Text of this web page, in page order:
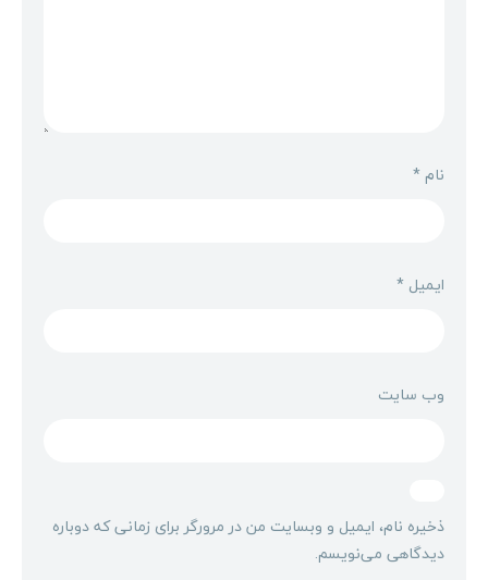
نام*
ایمیل *
وب‌ سایت
ذخیره نام، ایمیل و وبسایت من در مرورگر برای زمانی که دوباره
دیدگاهی می‌نویسم.